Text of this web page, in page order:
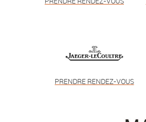
PRENDRE RENDEZ-VOUS